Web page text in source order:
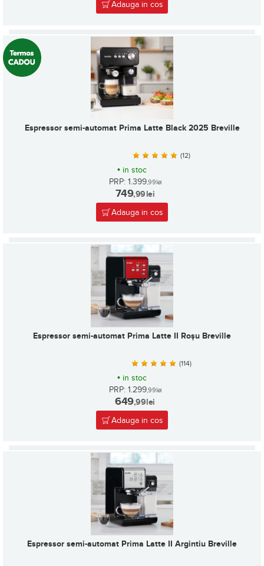
Adauga in cos
Espressor semi-automat Prima Latte Black 2025 Breville
(12)
• in stoc
PRP: 1.399,99lei
749,99lei
Adauga in cos
Espressor semi-automat Prima Latte II Roșu Breville
(114)
• in stoc
PRP: 1.299,99lei
649,99lei
Adauga in cos
Espressor semi-automat Prima Latte II Argintiu Breville